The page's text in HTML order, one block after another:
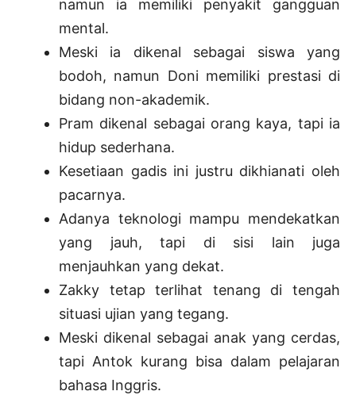
namun ia memiliki penyakit gangguan
mental.
Meski ia dikenal sebagai siswa yang
bodoh, namun Doni memiliki prestasi di
bidang non-akademik.
Pram dikenal sebagai orang kaya, tapi ia
hidup sederhana.
Kesetiaan gadis ini justru dikhianati oleh
pacarnya.
Adanya teknologi mampu mendekatkan
yang jauh, tapi di sisi lain juga
menjauhkan yang dekat.
Zakky tetap terlihat tenang di tengah
situasi ujian yang tegang.
Meski dikenal sebagai anak yang cerdas,
tapi Antok kurang bisa dalam pelajaran
bahasa Inggris.